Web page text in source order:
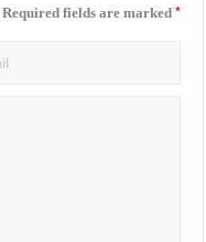
Required fields are marked *